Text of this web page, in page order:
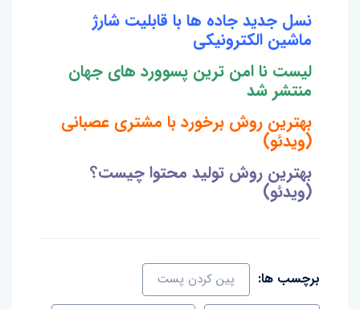
نسل جدید جاده ها با قابلیت شارژ
ماشین الکترونیکی
لیست نا امن ترین پسوورد های جهان
منتشر شد
بهترین روش برخورد با مشتری عصبانی
(ویدئو)
بهترین روش تولید محتوا چیست؟
(ویدئو)
برچسب ها: پین کردن پست